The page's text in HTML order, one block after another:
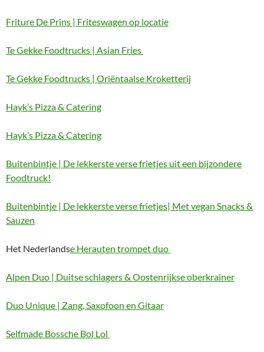
Friture De Prins | Friteswagen op locatie
Te Gekke Foodtrucks | Asian Fries
Te Gekke Foodtrucks | Oriëntaalse Kroketterij
Hayk’s Pizza & Catering
Hayk’s Pizza & Catering
Buitenbintje | De lekkerste verse frietjes uit een bijzondere
Foodtruck!
Buitenbintje | De lekkerste verse frietjes| Met vegan Snacks &
Sauzen
Het Nederlandse Herauten trompet duo
Alpen Duo | Duitse schlagers & Oostenrijkse oberkrainer
Duo Unique | Zang, Saxofoon en Gitaar
Selfmade Bossche Bol Lol